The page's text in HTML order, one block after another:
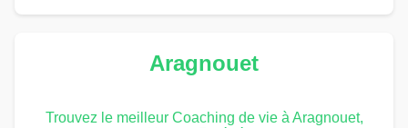
Aragnouet
Trouvez le meilleur Coaching de vie à Aragnouet,